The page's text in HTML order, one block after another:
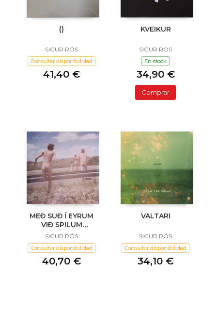
()
SIGUR RÓS
Consultar disponibilidad
41,40 €
KVEIKUR
SIGUR ROS
En stock
34,90 €
Comprar
MEÐ SUÐ Í EYRUM
VIÐ SPILUM
ENDALAUST
SIGUR RÓS
Consultar disponibilidad
40,70 €
VALTARI
SIGUR RÓS
Consultar disponibilidad
34,10 €